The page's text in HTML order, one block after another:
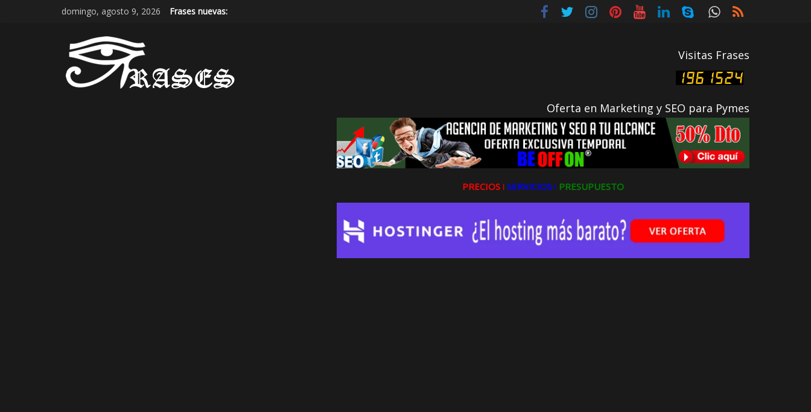
domingo, agosto 9, 2026 Frases nuevas:
Visitas Frases
Oferta en Marketing y SEO para Pymes
PRECIOS ǀ SERVICIOS ǀ PRESUPUESTO